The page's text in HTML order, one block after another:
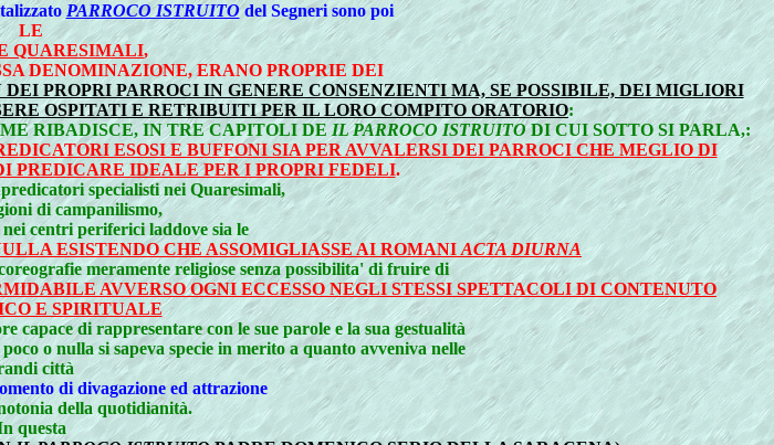
PARROCO ISTRUITOdel Segneri sono poi
LE
QUARESIMALI,
DENOMINAZIONE, ERANO PROPRIE DEI
PROPRI PARROCI IN GENERE CONSENZIENTI MA, SE POSSIBILE, DEI MIGLIORI
OSPITATI E RETRIBUITI PER IL LORO COMPITO ORATORIO:
RIBADISCE, IN TRE CAPITOLI DEIL PARROCO ISTRUITODI CUI SOTTO SI PARLA,:
ESOSI E BUFFONI SIA PER AVVALERSI DEI PARROCI CHE MEGLIO DI
PREDICARE IDEALE PER I PROPRI FEDELI.
specialisti nei Quaresimali,
di campanilismo,
centri periferici laddove sia le
ESISTENDO CHE ASSOMIGLIASSE AI ROMANI ACTA DIURNA
meramente religiose senza possibilita' di fruire di
AVVERSO OGNI ECCESSO NEGLI STESSI SPETTACOLI DI CONTENUTO
E SPIRITUALE
capace di rappresentare con le sue parole e la sua gestualità
o nulla si sapeva specie in merito a quanto avveniva nelle
città
di divagazione ed attrazione
della quotidianità.
questa